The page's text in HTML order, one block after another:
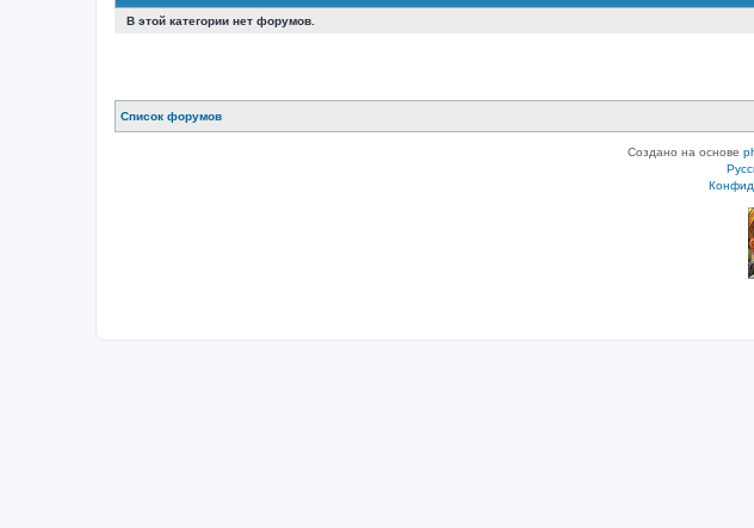
В этой категории нет форумов.
Список форумов
Создано на основе